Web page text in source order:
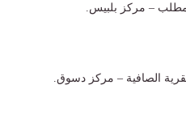
– مركز بلبيس.
الصافية – مركز دسوق.